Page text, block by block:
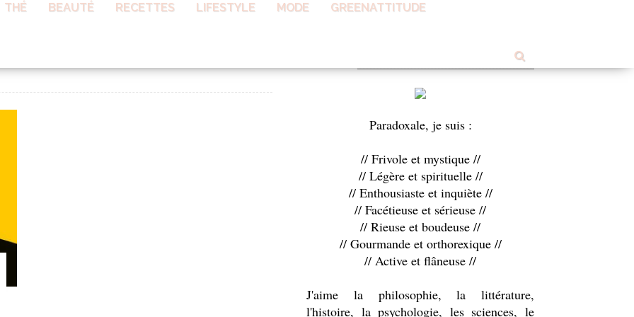
THÉ BEAUTÉ RECETTES LIFESTYLE MODE
GREENATTITUDE
Paradoxale, je suis :
// Frivole et mystique //
// Légère et spirituelle //
// Enthousiaste et inquiète //
// Facétieuse et sérieuse //
// Rieuse et boudeuse //
// Gourmande et orthorexique //
// Active et flâneuse //
J'aime la philosophie, la littérature,
l'histoire, la psychologie, les sciences, le